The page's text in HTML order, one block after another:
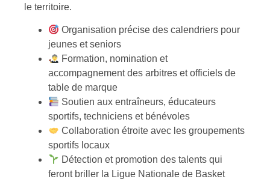
le territoire.
Organisation précise des calendriers pour
jeunes et seniors
Formation, nomination et
accompagnement des arbitres et officiels de
table de marque
Soutien aux entraîneurs, éducateurs
sportifs, techniciens et bénévoles
Collaboration étroite avec les groupements
sportifs locaux
Détection et promotion des talents qui
feront briller la Ligue Nationale de Basket